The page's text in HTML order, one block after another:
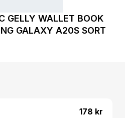
GELLY WALLET BOOK
GALAXY A20S SORT
178 kr